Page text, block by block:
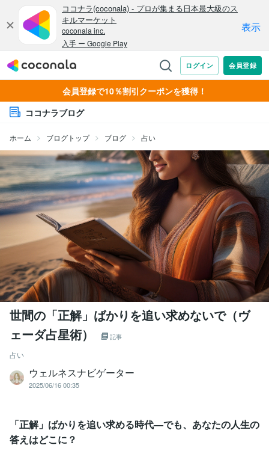
会員登録で10％割引クーポンを獲得！
ココナラブログ
ホーム ブログトップ ブログ 占い
世間の「正解」ばかりを追い求めないで（ヴ
ェーダ占星術）
記事
占い
ウェルネスナビゲーター
2025/06/16 00:35
「正解」ばかりを追い求める時代—でも、あなたの人生の
答えはどこに？